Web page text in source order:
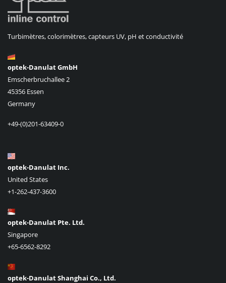
Turbimètres, colorimètres, capteurs UV, pH et conductivité
optek-Danulat GmbH
Emscherbruchallee 2
45356 Essen
Germany
+49-(0)201-63409-0
optek-Danulat Inc.
United States
+1-262-437-3600
optek-Danulat Pte. Ltd.
Singapore
+65-6562-8292
optek-Danulat Shanghai Co., Ltd.